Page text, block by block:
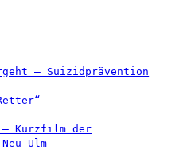
– Suizidprävention
– Kurzfilm der
Ulm